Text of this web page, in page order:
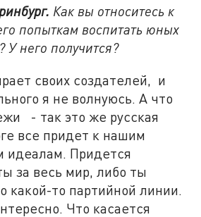
Как вы относитесь к
попыткам воспитать юных
У него получится?
своих создателей, и
я не волнуюсь. А что
- так это же русская
все придет к нашим
идеалам. Придется
за весь мир, либо ты
какой-то партийной линии.
Что касается